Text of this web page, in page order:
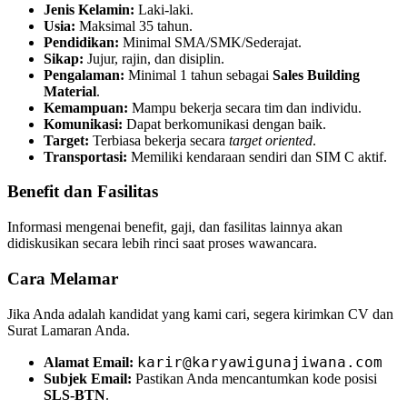
Jenis Kelamin: Laki-laki.
Usia: Maksimal 35 tahun.
Pendidikan: Minimal SMA/SMK/Sederajat.
Sikap: Jujur, rajin, dan disiplin.
Pengalaman: Minimal 1 tahun sebagai Sales Building
Material.
Kemampuan: Mampu bekerja secara tim dan individu.
Komunikasi: Dapat berkomunikasi dengan baik.
Target: Terbiasa bekerja secara target oriented.
Transportasi: Memiliki kendaraan sendiri dan SIM C aktif.
Benefit dan Fasilitas
Informasi mengenai benefit, gaji, dan fasilitas lainnya akan
didiskusikan secara lebih rinci saat proses wawancara.
Cara Melamar
Jika Anda adalah kandidat yang kami cari, segera kirimkan CV dan
Surat Lamaran Anda.
Alamat Email: karir@karyawigunajiwana.com
Subjek Email: Pastikan Anda mencantumkan kode posisi
SLS-BTN.